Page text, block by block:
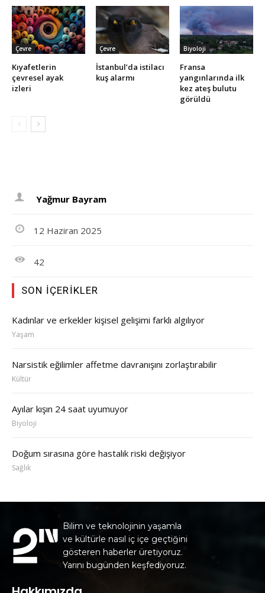
Çevre
Kıyafetlerin
çevresel ayak
izleri
Çevre
İstanbul’da istilacı
kuş alarmı
Biyoloji
Fransa
yangınlarında ilk
kez ateş bulutu
görüldü
Yağmur Bayram
12 Haziran 2025
42
SON İÇERIKLER
Kadınlar ve erkekler kişisel gelişimi farklı algılıyor
Yaşam
Narsistik eğilimler affetme davranışını zorlaştırabilir
Kültür
Ayılar kışın 24 saat uyumuyor
Biyoloji
Doğum sırasına göre hastalık riski değişiyor
Sağlık
Bilim ve teknolojinin yaşamla
ve kültürle nasıl iç içe geçtiğini
gösteren haberler üretiyoruz.
Yarını bugünden keşfediyoruz.